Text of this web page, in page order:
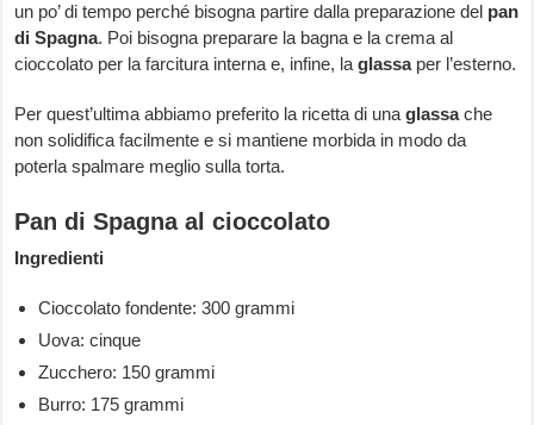
un po’ di tempo perché bisogna partire dalla preparazione del pan
di Spagna. Poi bisogna preparare la bagna e la crema al
cioccolato per la farcitura interna e, infine, laglassaper l’esterno.
Per quest’ultima abbiamo preferito la ricetta di unaglassache
non solidifica facilmente e si mantiene morbida in modo da
poterla spalmare meglio sulla torta.
Pan di Spagna al cioccolato
Ingredienti
Cioccolato fondente: 300 grammi
Uova: cinque
Zucchero: 150 grammi
Burro: 175 grammi